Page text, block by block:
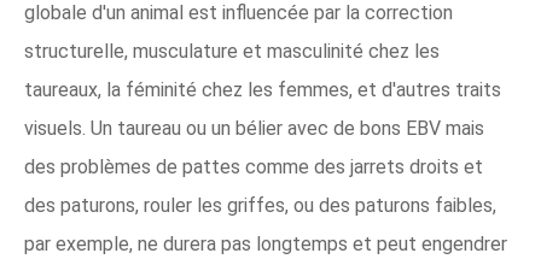
globale d'un animal est influencée par la correction
structurelle, musculature et masculinité chez les
taureaux, la féminité chez les femmes, et d'autres traits
visuels. Un taureau ou un bélier avec de bons EBV mais
des problèmes de pattes comme des jarrets droits et
des paturons, rouler les griffes, ou des paturons faibles,
par exemple, ne durera pas longtemps et peut engendrer